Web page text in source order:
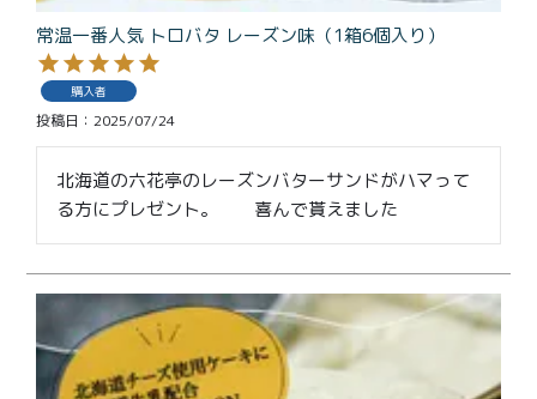
常温一番人気 トロバタ レーズン味（1箱6個入り）
購入者
投稿日 2025/07/24
北海道の六花亭のレーズンバターサンドがハマって
る方にプレゼント。　　喜んで貰えました